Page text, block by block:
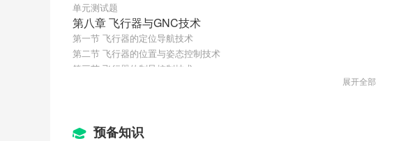
单元测试题
第八章 飞行器与GNC技术
第一节 飞行器的定位导航技术
第二节 飞行器的位置与姿态控制技术
第三节 飞行器的制导控制技术
第二节 精确打击与“外科手术式”战争
展开全部
预备知识